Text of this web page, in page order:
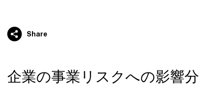
Share
企業の事業リスクへの影響分